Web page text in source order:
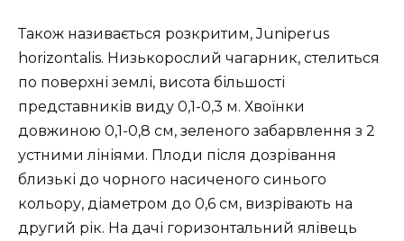
Також називається розкритим, Juniperus
horizontalis. Низькорослий чагарник, стелиться
по поверхні землі, висота більшості
представників виду 0,1-0,3 м. Хвоїнки
довжиною 0,1-0,8 см, зеленого забарвлення з 2
устними лініями. Плоди після дозрівання
близькі до чорного насиченого синього
кольору, діаметром до 0,6 см, визрівають на
другий рік. На дачі горизонтальний ялівець